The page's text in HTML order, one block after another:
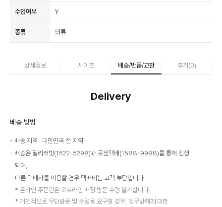
수입여부 Y
종류 의류
상세정보 사이즈 배송/반품/교환 후기(0)
Delivery
배송 방법
배송 지역 : 대한민국 전 지역
배송은 딜리래빗(1522-5298)과 로젠택배(1588-9988)를 통해 진행
되며,
다른 택배사를 이용할 경우 택배비는 고객 부담입니다.
온라인 주문건은 오프라인 매장 방문 수령 불가합니다.
개인적으로 무단방문 및 수령을 요구할 경우, 업무방해에 대한